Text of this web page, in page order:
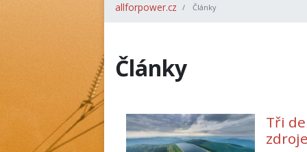
allforpower.cz Články
Články
Tři